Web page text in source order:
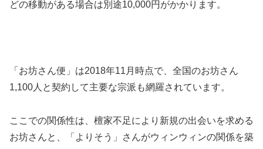
どの移動がある場合は別途10,000円がかかります。
「お坊さん便」は2018年11月時点で、全国のお坊さん
1,100人と契約して主要な宗派も網羅されています。
ここでの関係性は、檀家不足により新規の出会いを求める
お坊さんと、「よりそう」さんがウィンウィンの関係を築